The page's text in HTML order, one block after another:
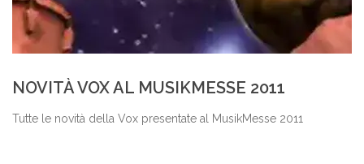
NOVITÀ VOX AL MUSIKMESSE 2011
Tutte le novità della Vox presentate al MusikMesse 2011